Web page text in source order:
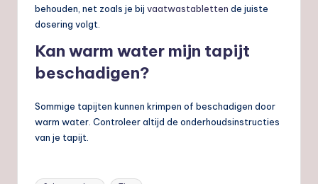
behouden, net zoals je bij vaatwastabletten de juiste
dosering volgt.
Kan warm water mijn tapijt
beschadigen?
Sommige tapijten kunnen krimpen of beschadigen door
warm water. Controleer altijd de onderhoudsinstructies
van je tapijt.
Tags: